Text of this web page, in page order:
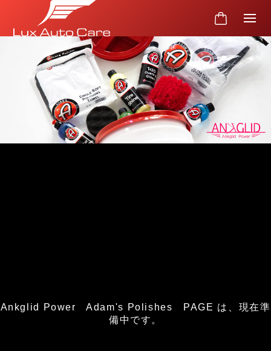
Ankglid Power Adam's Polishes PAGE は、現在準
備中です。